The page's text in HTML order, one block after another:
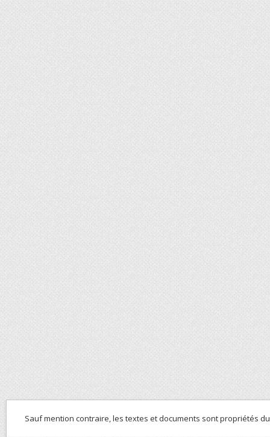
Sauf mention contraire, les textes et documents sont propriétés